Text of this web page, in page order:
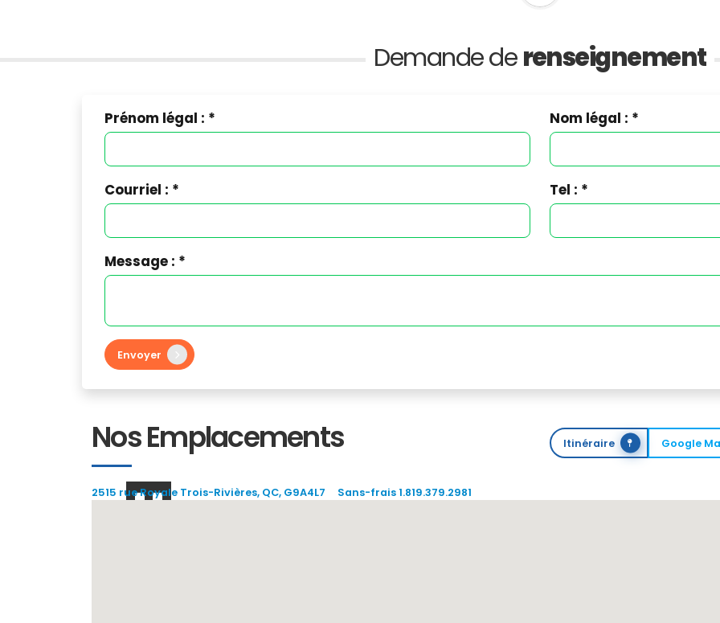
Demande derenseignement
Prénom légal : * Nom légal : *
Courriel : * Tel : *
Message : *
Envoyer
Nos Emplacements
2515 rue Royale Trois-Rivières, QC, G9A4L7 Sans-frais 1.819.379.2981
Itinéraire Google